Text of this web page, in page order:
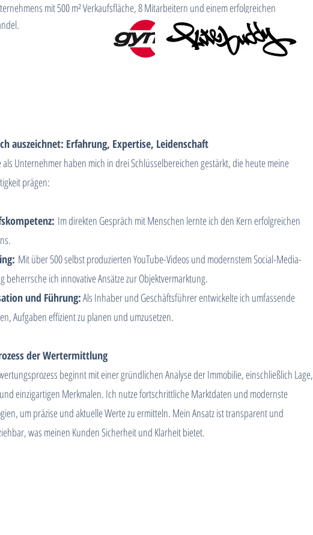
mit 500 m² Verkaufsfläche, 8 Mitarbeitern und einem erfolgreichen
auszeichnet: Erfahrung, Expertise, Leidenschaft
als Unternehmer haben mich in drei Schlüsselbereichen gestärkt, die heute meine
prägen:
Im direkten Gespräch mit Menschen lernte ich den Kern erfolgreichen
Mit über 500 selbst produzierten YouTube-Videos und modernstem Social-Media-
beherrsche ich innovative Ansätze zur Objektvermarktung.
und Führung:Als Inhaber und Geschäftsführer entwickelte ich umfassende
Aufgaben effizient zu planen und umzusetzen.
der Wertermittlung
beginnt mit einer gründlichen Analyse der Immobilie, einschließlich Lage,
einzigartigen Merkmalen. Ich nutze fortschrittliche Marktdaten und modernste
um präzise und aktuelle Werte zu ermitteln. Mein Ansatz ist transparent und
was meinen Kunden Sicherheit und Klarheit bietet.